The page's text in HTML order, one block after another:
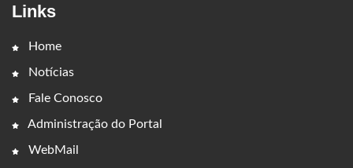
Links
Home
Notícias
Fale Conosco
Administração do Portal
WebMail